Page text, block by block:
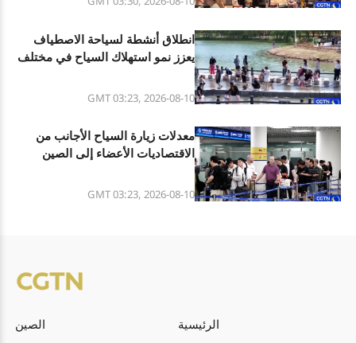
انطلاق أنشطة لسياحة الاصطياف
يعزز نمو استهلاك السياح في مختلف
GMT 03:23, 2026-08-10
معدلات زيارة السياح الأجانب من
الاقتصاديات الأعضاء إلى الصين
GMT 03:23, 2026-08-10
الصين الرئيسية